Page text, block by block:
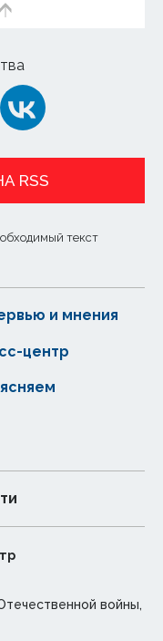
RSS
текст
и мнения
центр
войны,